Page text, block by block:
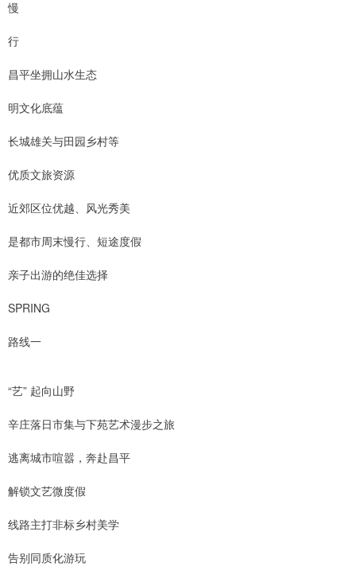
慢
行
昌平坐拥山水生态
明文化底蕴
长城雄关与田园乡村等
优质文旅资源
近郊区位优越、风光秀美
是都市周末慢行、短途度假
亲子出游的绝佳选择
SPRING
路线一
“艺” 起向山野
辛庄落日市集与下苑艺术漫步之旅
逃离城市喧嚣，奔赴昌平
解锁文艺微度假
线路主打非标乡村美学
告别同质化游玩